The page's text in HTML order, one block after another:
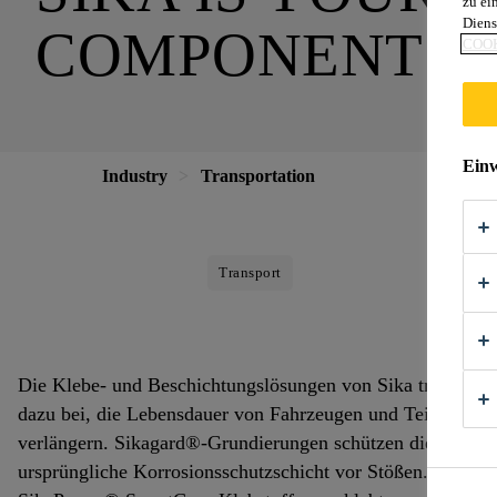
COMPONENTS
Industry Transportation
Transport
Die Klebe- und Beschichtungslösungen von Sika tragen
dazu bei, die Lebensdauer von Fahrzeugen und Teilen zu
verlängern. Sikagard®-Grundierungen schützen die
ursprüngliche Korrosionsschutzschicht vor Stößen. Mit